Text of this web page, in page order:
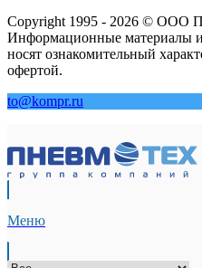
Copyright 1995 - 2026 © ООО
Информационные материалы
носят ознакомительный
офертой.
to@kompr.ru
Меню